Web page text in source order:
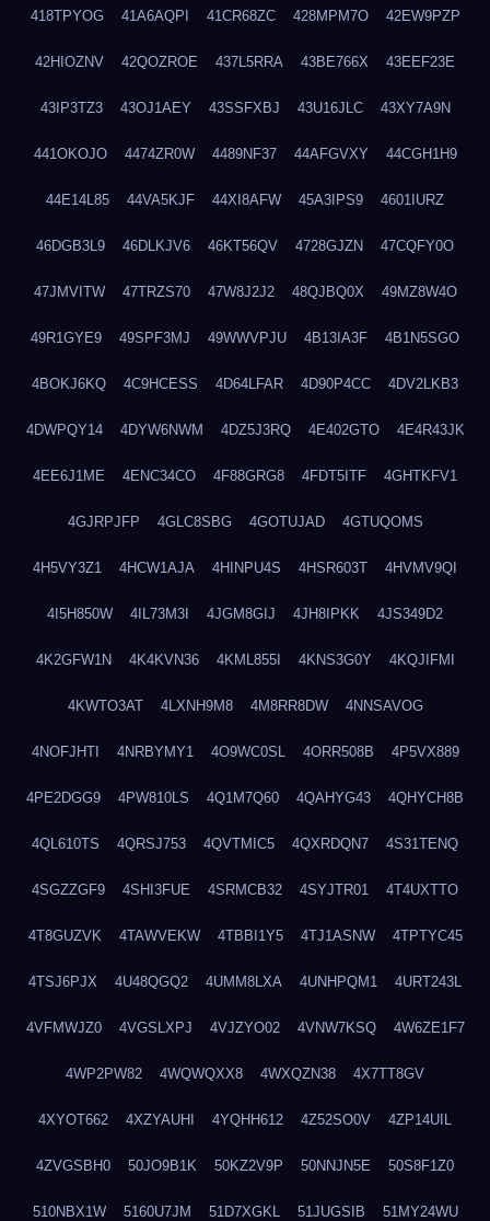
418TPYOG 41A6AQPI 41CR68ZC 428MPM7O 42EW9PZP
42HIOZNV 42QOZROE 437L5RRA 43BE766X 43EEF23E
43IP3TZ3 43OJ1AEY 43SSFXBJ 43U16JLC 43XY7A9N
441OKOJO 4474ZR0W 4489NF37 44AFGVXY 44CGH1H9
44E14L85 44VA5KJF 44XI8AFW 45A3IPS9 4601IURZ
46DGB3L9 46DLKJV6 46KT56QV 4728GJZN 47CQFY0O
47JMVITW 47TRZS70 47W8J2J2 48QJBQ0X 49MZ8W4O
49R1GYE9 49SPF3MJ 49WWVPJU 4B13IA3F 4B1N5SGO
4BOKJ6KQ 4C9HCESS 4D64LFAR 4D90P4CC 4DV2LKB3
4DWPQY14 4DYW6NWM 4DZ5J3RQ 4E402GTO 4E4R43JK
4EE6J1ME 4ENC34CO 4F88GRG8 4FDT5ITF 4GHTKFV1
4GJRPJFP 4GLC8SBG 4GOTUJAD 4GTUQOMS
4H5VY3Z1 4HCW1AJA 4HINPU4S 4HSR603T 4HVMV9QI
4I5H850W 4IL73M3I 4JGM8GIJ 4JH8IPKK 4JS349D2
4K2GFW1N 4K4KVN36 4KML855I 4KNS3G0Y 4KQJIFMI
4KWTO3AT 4LXNH9M8 4M8RR8DW 4NNSAVOG
4NOFJHTI 4NRBYMY1 4O9WC0SL 4ORR508B 4P5VX889
4PE2DGG9 4PW810LS 4Q1M7Q60 4QAHYG43 4QHYCH8B
4QL610TS 4QRSJ753 4QVTMIC5 4QXRDQN7 4S31TENQ
4SGZZGF9 4SHI3FUE 4SRMCB32 4SYJTR01 4T4UXTTO
4T8GUZVK 4TAWVEKW 4TBBI1Y5 4TJ1ASNW 4TPTYC45
4TSJ6PJX 4U48QGQ2 4UMM8LXA 4UNHPQM1 4URT243L
4VFMWJZ0 4VGSLXPJ 4VJZYO02 4VNW7KSQ 4W6ZE1F7
4WP2PW82 4WQWQXX8 4WXQZN38 4X7TT8GV
4XYOT662 4XZYAUHI 4YQHH612 4Z52SO0V 4ZP14UIL
4ZVGSBH0 50JO9B1K 50KZ2V9P 50NNJN5E 50S8F1Z0
510NBX1W 5160U7JM 51D7XGKL 51JUGSIB 51MY24WU